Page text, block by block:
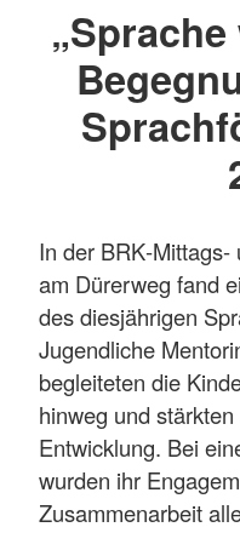
In der
am Dürerweg fand
des diesjährigen
Jugendliche
begleiteten die
hinweg und
Entwicklung. Bei
wurden ihr
Zusammenarbeit